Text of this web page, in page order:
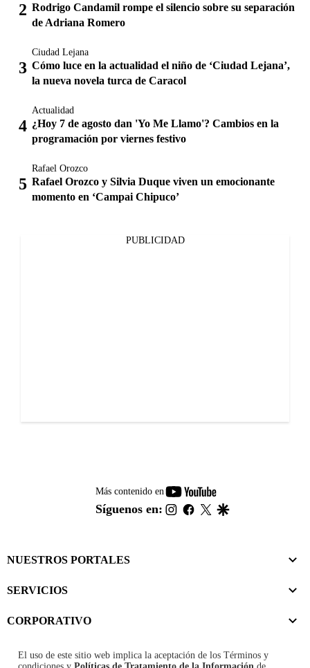
Rodrigo Candamil rompe el silencio sobre su separación
de Adriana Romero
Ciudad Lejana
Cómo luce en la actualidad el niño de ‘Ciudad Lejana’,
la nueva novela turca de Caracol
Actualidad
¿Hoy 7 de agosto dan 'Yo Me Llamo'? Cambios en la
programación por viernes festivo
Rafael Orozco
Rafael Orozco y Silvia Duque viven un emocionante
momento en ‘Campai Chipuco’
PUBLICIDAD
Más contenido en
youtube-
footer
Síguenos en: instagram
facebook
twitter
NUESTROS PORTALES
SERVICIOS
CORPORATIVO
El uso de este sitio web implica la aceptación de los Términos y